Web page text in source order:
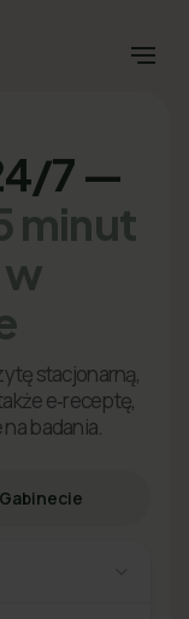
7 —
minut
stacjonarną,
e‑receptę,
badania.